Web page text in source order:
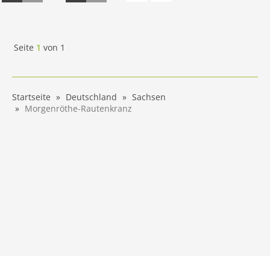
Seite 1 von 1
Startseite Deutschland
Sachsen
Morgenröthe-Rautenkranz